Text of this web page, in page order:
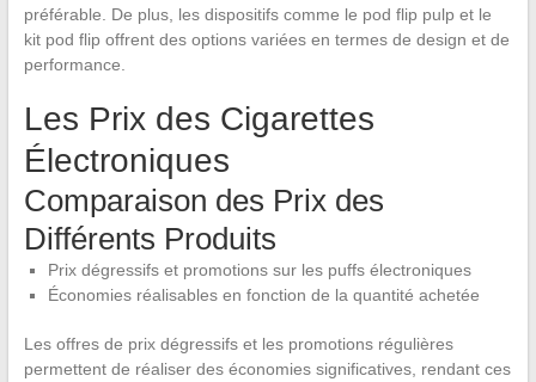
préférable. De plus, les dispositifs comme le pod flip pulp et le
kit pod flip offrent des options variées en termes de design et de
performance.
Les Prix des Cigarettes
Électroniques
Comparaison des Prix des
Différents Produits
Prix dégressifs et promotions sur les puffs électroniques
Économies réalisables en fonction de la quantité achetée
Les offres de prix dégressifs et les promotions régulières
permettent de réaliser des économies significatives, rendant ces